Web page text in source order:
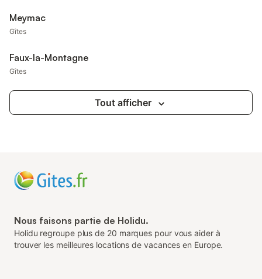
Meymac
Gîtes
Faux-la-Montagne
Gîtes
Tout afficher
Nous faisons partie de Holidu.
Holidu regroupe plus de 20 marques pour vous aider à
trouver les meilleures locations de vacances en Europe.